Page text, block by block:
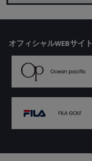
オフィシャルWEBサイト